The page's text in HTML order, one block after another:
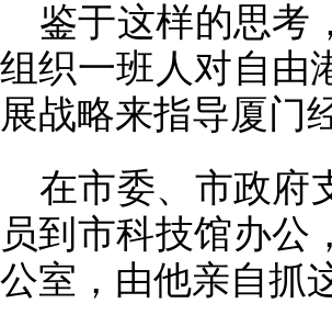
鉴于这样的思考
组织一班人对自由
展战略来指导厦门
在市委、市政府
员到市科技馆办公
公室，由他亲自抓